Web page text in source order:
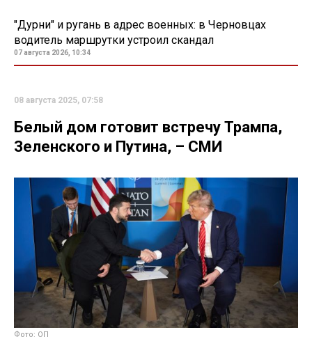
"Дурни" и ругань в адрес военных: в Черновцах
водитель маршрутки устроил скандал
07 августа 2026, 10:34
08 августа 2025, 07:58
Белый дом готовит встречу Трампа,
Зеленского и Путина, – СМИ
Фото: ОП